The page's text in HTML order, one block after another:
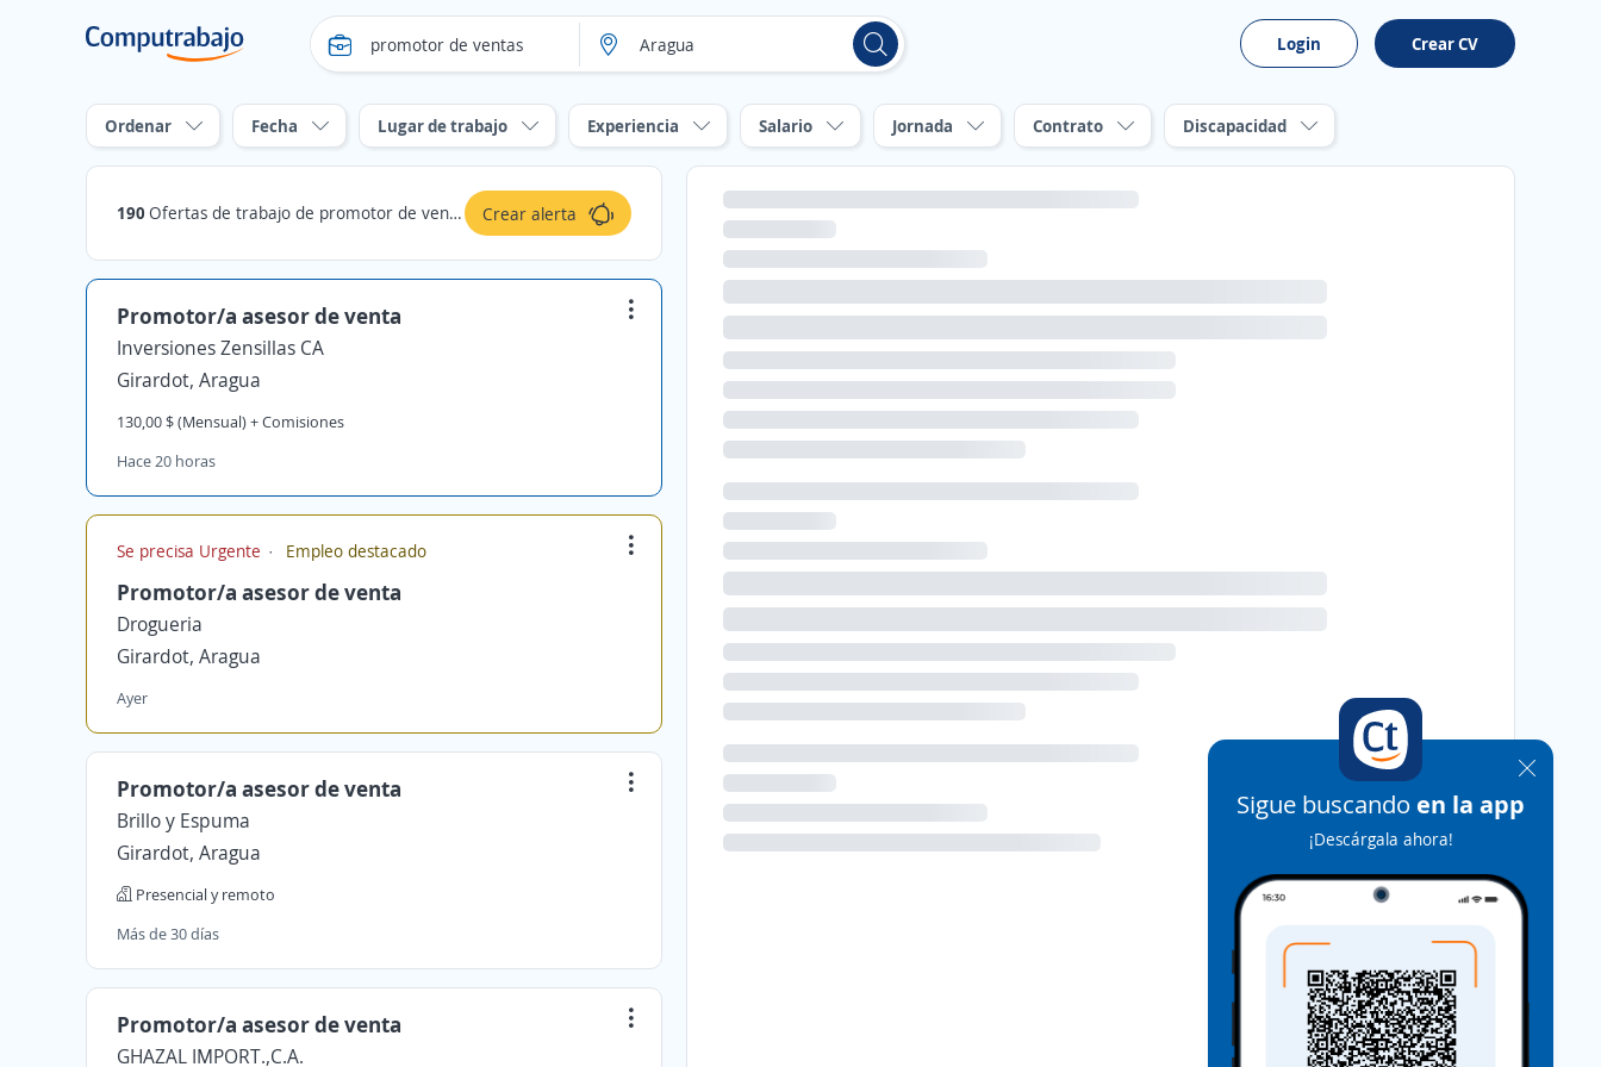
Login Crear CV
Ordenar Fecha Lugar de trabajo Experiencia Salario Jornada Contrato Discapacidad
190 Ofertas de trabajo de promotor de ventas en Aragua Crear alerta
Promotor/a asesor de venta
Inversiones Zensillas CA
Girardot, Aragua
130,00 $ (Mensual) + Comisiones
Hace 20 horas
Se precisa Urgente Empleo destacado
Promotor/a asesor de venta
Drogueria
Girardot, Aragua
Ayer
Promotor/a asesor de venta
Brillo y Espuma
Girardot, Aragua
Presencial y remoto
Más de 30 días
Promotor/a asesor de venta
GHAZAL IMPORT.,C.A.
Sigue buscando en la app
¡Descárgala ahora!